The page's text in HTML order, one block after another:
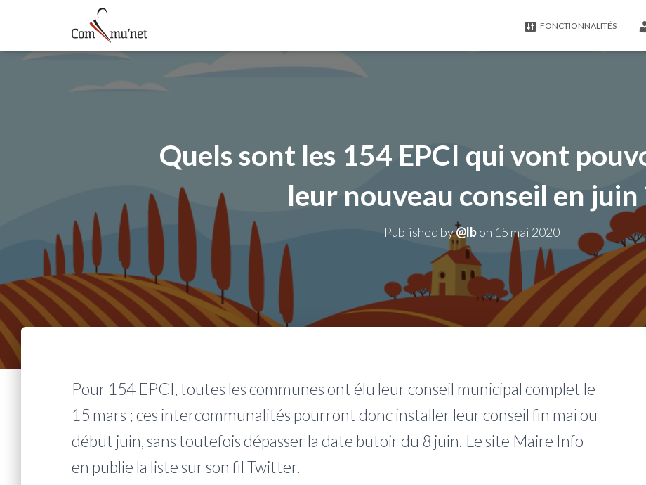
FONCTIONNALITÉS
Quels sont les 154 EPCI qui vont
leur nouveau conseil en juin
Published by@lbon 15 mai 2020
Pour 154 EPCI, toutes les communes ont élu leur conseil municipal complet le
15 mars ; ces intercommunalités pourront donc installer leur conseil fin mai ou
début juin, sans toutefois dépasser la date butoir du 8 juin. Le site Maire Info
en publie la liste sur son fil Twitter.